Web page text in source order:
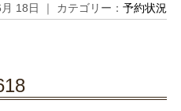
18日 ｜ カテゴリー：予約状況